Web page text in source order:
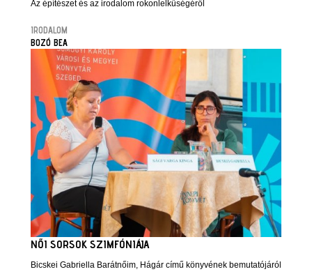
Az építészet és az irodalom rokonlelkűségéről
IRODALOM
BOZÓ BEA
NŐI SORSOK SZIMFÓNIÁJA
Bicskei Gabriella Barátnőim, Hágár című könyvének bemutatójáról